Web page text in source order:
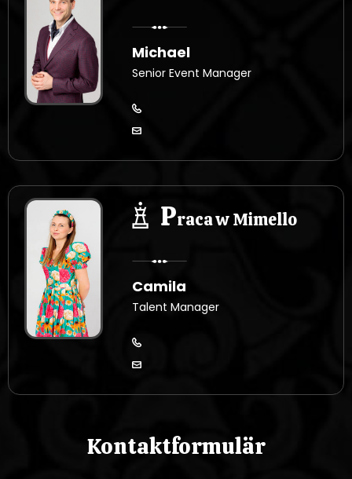
Michael
Senior Event Manager
Praca w Mimello
Camila
Talent Manager
Kontaktformulär